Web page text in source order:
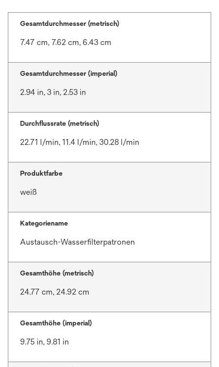
Gesamtdurchmesser (metrisch)
7.47 cm, 7.62 cm, 6.43 cm
Gesamtdurchmesser (imperial)
2.94 in, 3 in, 2.53 in
Durchflussrate (metrisch)
22.71 l/min, 11.4 l/min, 30.28 l/min
Produktfarbe
weiß
Kategoriename
Austausch-Wasserfilterpatronen
Gesamthöhe (metrisch)
24.77 cm, 24.92 cm
Gesamthöhe (imperial)
9.75 in, 9.81 in